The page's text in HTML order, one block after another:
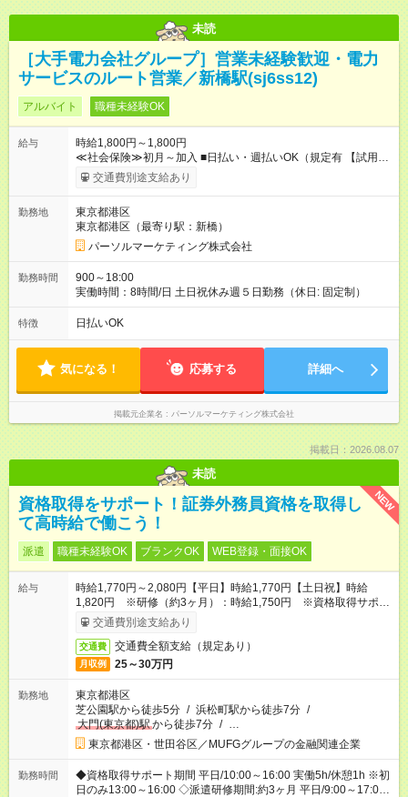
未読
［大手電力会社グループ］営業未経験歓迎・電力
サービスのルート営業／新橋駅(sj6ss12)
アルバイト 職種未経験OK
給与
時給1,800円～1,800円
≪社会保険≫初月～加入 ■日払い・週払いOK（規定有 【試用期
間】試用期間なし
交通費別途支給あり
勤務地
東京都港区
東京都港区（最寄り駅：新橋）
パーソルマーケティング株式会社
勤務時間
900～18:00
実働時間：8時間/日 土日祝休み週５日勤務（休日: 固定制）
特徴 日払いOK
気になる！ 応募する 詳細へ
掲載元企業名 パーソルマーケティング株式会社
掲載日：2026.08.07
未読
NEW
資格取得をサポート！証券外務員資格を取得し
て高時給で働こう！
派遣 職種未経験OK ブランクOK WEB登録・面接OK
給与
時給1,770円～2,080円【平日】時給1,770円【土日祝】時給
1,820円 ※研修（約3ヶ月）：時給1,750円 ※資格取得サポー
ト期間:1,500円
交通費別途支給あり
交通費 交通費全額支給（規定あり）
月収例 25～30万円
勤務地
東京都港区
芝公園駅から徒歩5分 / 浜松町駅から徒歩7分 /
大門(東京都)駅から徒歩7分 / …
東京都港区・世田谷区／MUFGグループの金融関連企業
勤務時間
◆資格取得サポート期間 平日/10:00～16:00 実働5h/休憩1h ※初
日のみ13:00～16:00 ◇派遣研修期間:約3ヶ月 平日/9:00～17:00